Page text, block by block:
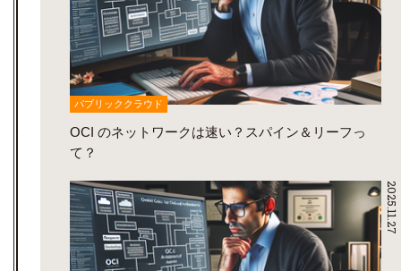
パブリッククラウド
OCI のネットワークは速い？スパイン＆リーフっ
て？
2025.11.27